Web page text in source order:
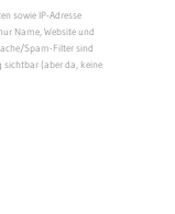
sowie IP-Adresse
Name, Website und
Spam-Filter sind
(aber da, keine